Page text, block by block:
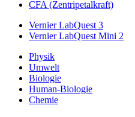
CFA (Zentripetalkraft)
Vernier LabQuest 3
Vernier LabQuest Mini 2
Physik
Umwelt
Biologie
Human-Biologie
Chemie